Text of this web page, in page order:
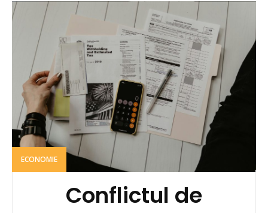
ECONOMIE
Conflictul de